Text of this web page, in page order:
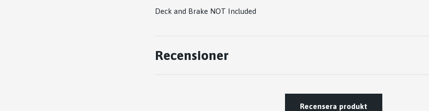
Deck and Brake NOT Included
Recensioner
Recensera produkt